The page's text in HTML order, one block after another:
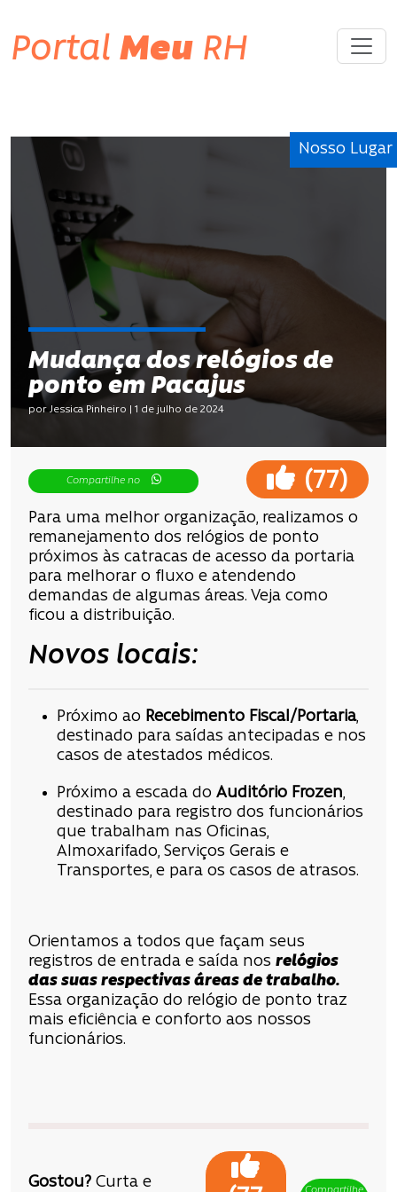
Portal Meu RH
Nosso Lugar
Mudança dos relógios de
ponto em Pacajus
por Jessica Pinheiro | 1 de julho de 2024
Compartilhe no (77)
Para uma melhor organização, realizamos o
remanejamento dos relógios de ponto
próximos às catracas de acesso da portaria
para melhorar o fluxo e atendendo
demandas de algumas áreas. Veja como
ficou a distribuição.
Novos locais:
Próximo ao Recebimento Fiscal/Portaria,
destinado para saídas antecipadas e nos
casos de atestados médicos.
Próximo a escada do Auditório Frozen,
destinado para registro dos funcionários
que trabalham nas Oficinas,
Almoxarifado, Serviços Gerais e
Transportes, e para os casos de atrasos.
Orientamos a todos que façam seus
registros de entrada e saída nos relógios
das suas respectivas áreas de trabalho.
Essa organização do relógio de ponto traz
mais eficiência e conforto aos nossos
funcionários.
Gostou? Curta e
Compartilhe